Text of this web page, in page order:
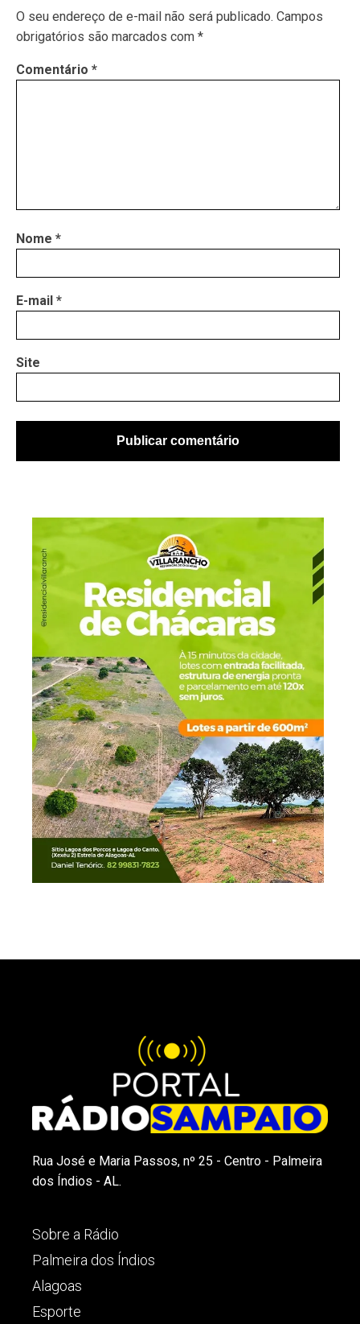
O seu endereço de e-mail não será publicado. Campos
obrigatórios são marcados com *
Comentário *
Nome *
E-mail *
Site
Rua José e Maria Passos, nº 25 - Centro - Palmeira
dos Índios - AL.
Sobre a Rádio
Palmeira dos Índios
Alagoas
Esporte